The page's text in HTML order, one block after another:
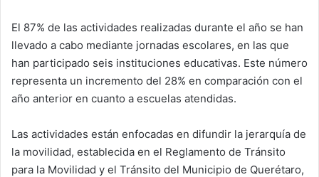
El 87% de las actividades realizadas durante el año se han
llevado a cabo mediante jornadas escolares, en las que
han participado seis instituciones educativas. Este número
representa un incremento del 28% en comparación con el
año anterior en cuanto a escuelas atendidas.
Las actividades están enfocadas en difundir la jerarquía de
la movilidad, establecida en el Reglamento de Tránsito
para la Movilidad y el Tránsito del Municipio de Querétaro,